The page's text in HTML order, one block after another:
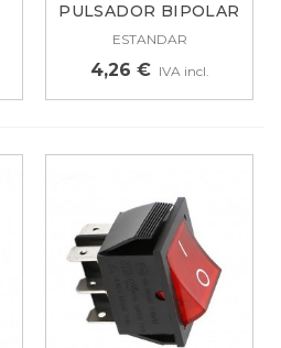
PULSADOR BIPOLAR
ROJO 16A 4...
ESTANDAR
4,26 € IVA incl.